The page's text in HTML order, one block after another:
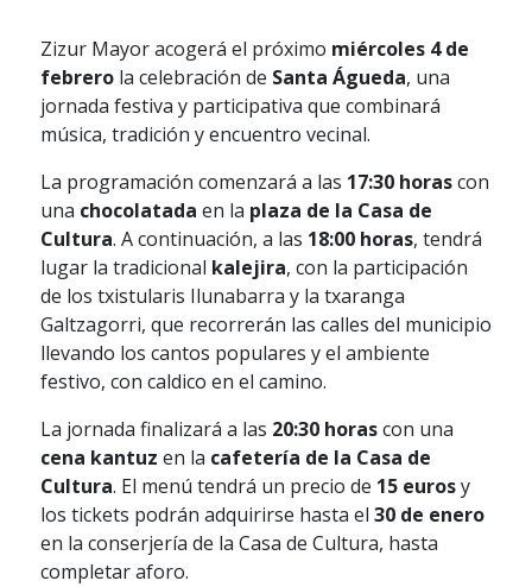
Zizur Mayor acogerá el próximo miércoles 4 de
febrerola celebración de Santa Águeda, una
jornada festiva y participativa que combinará
música, tradición y encuentro vecinal.
La programación comenzará a las 17:30 horascon
una chocolatada en la plaza de la Casa de
Cultura. A continuación, a las 18:00 horas, tendrá
lugar la tradicional kalejira, con la participación
de los txistularis Ilunabarra y la txaranga
Galtzagorri, que recorrerán las calles del municipio
llevando los cantos populares y el ambiente
festivo, con caldico en el camino.
La jornada finalizará a las 20:30 horascon una
cena kantuz en la cafetería de la Casa de
Cultura. El menú tendrá un precio de 15 eurosy
los tickets podrán adquirirse hasta el 30 de enero
en la conserjería de la Casa de Cultura, hasta
completar aforo.